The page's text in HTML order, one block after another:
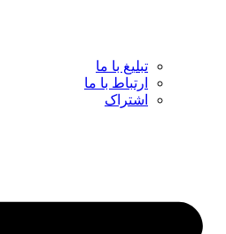
تبلیغ با ما
ارتباط با ما
اشتراک